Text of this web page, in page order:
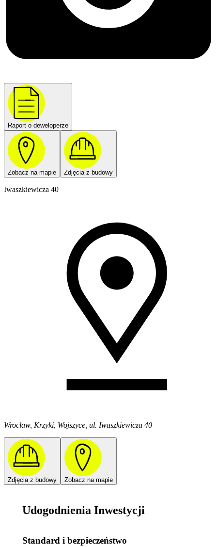
Raport o deweloperze
Zobacz na mapie Zdjęcia z budowy
Iwaszkiewicza 40
Wrocław, Krzyki, Wojszyce, ul. Iwaszkiewicza 40
Zdjęcia z budowy Zobacz na mapie
Udogodnienia Inwestycji
Standard i bezpieczeństwo